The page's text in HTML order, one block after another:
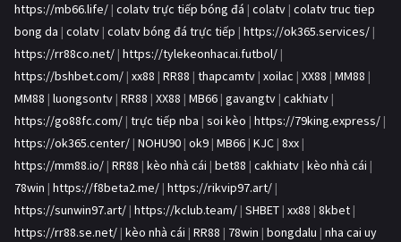
https://mb66.life/ | colatv trực tiếp bóng đá | colatv | colatv truc tiep
bong da | colatv | colatv bóng đá trực tiếp | https://ok365.services/ |
https://rr88co.net/ | https://tylekeonhacai.futbol/ |
https://bshbet.com/ | xx88 | RR88 | thapcamtv | xoilac | XX88 | MM88 |
MM88 | luongsontv | RR88 | XX88 | MB66 | gavangtv | cakhiatv |
https://go88fc.com/ | trực tiếp nba | soi kèo | https://79king.express/ |
https://ok365.center/ | NOHU90 | ok9 | MB66 | KJC | 8xx |
https://mm88.io/ | RR88 | kèo nhà cái | bet88 | cakhiatv | kèo nhà cái |
78win | https://f8beta2.me/ | https://rikvip97.art/ |
https://sunwin97.art/ | https://kclub.team/ | SHBET | xx88 | 8kbet |
https://rr88.se.net/ | kèo nhà cái | RR88 | 78win | bongdalu | nha cai uy